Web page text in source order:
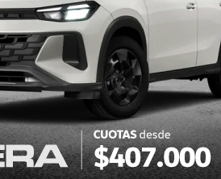
de Fortalecimiento
deportivo de la Primera
para dejar formalmente
el Programa Brigadier de